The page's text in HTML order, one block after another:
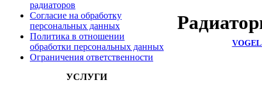
радиаторов
Согласие на обработку
персональных данных
Политика в отношении
обработки персональных данных
Ограничения ответственности
УСЛУГИ